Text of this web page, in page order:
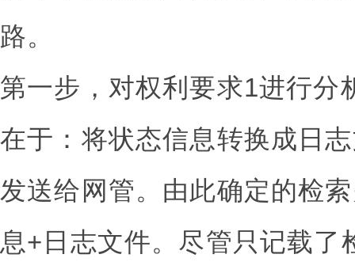
路。
第一步，对权利要求1进行分
在于：将状态信息转换成日
发送给网管。由此确定的检
息+日志文件。尽管只记载